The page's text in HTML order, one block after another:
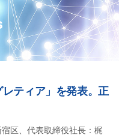
ティア」を発表。正
区、代表取締役社長：梶